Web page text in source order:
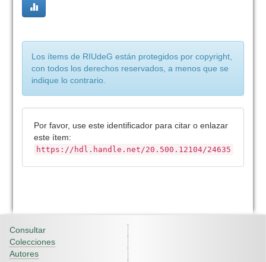
Los ítems de RIUdeG están protegidos por copyright,
con todos los derechos reservados, a menos que se
indique lo contrario.
Por favor, use este identificador para citar o enlazar
este ítem:
https://hdl.handle.net/20.500.12104/24635
Consultar
Colecciones
Autores